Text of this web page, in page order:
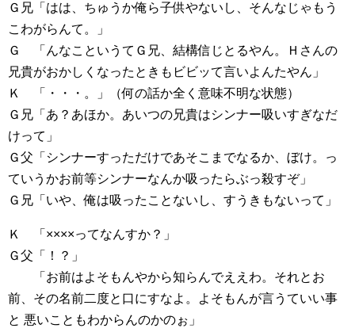
Ｇ兄「はは、ちゅうか俺ら子供やないし、そんなじゃもう
こわがらんて。」
Ｇ 「んなこというてＧ兄、結構信じとるやん。Ｈさんの
兄貴がおかしくなったときもビビッて言いよんたやん」
Ｋ 「・・・。」（何の話か全く意味不明な状態）
Ｇ兄「あ？あほか。あいつの兄貴はシンナー吸いすぎなだ
けって」
Ｇ父「シンナーすっただけであそこまでなるか、ぼけ。っ
ていうかお前等シンナーなんか吸ったらぶっ殺すぞ」
Ｇ兄「いや、俺は吸ったことないし、すうきもないって」
Ｋ 「××××ってなんすか？」
Ｇ父「！？」
「お前はよそもんやから知らんでええわ。それとお
前、その名前二度と口にすなよ。よそもんが言うていい事
と 悪いこともわからんのかのぉ」